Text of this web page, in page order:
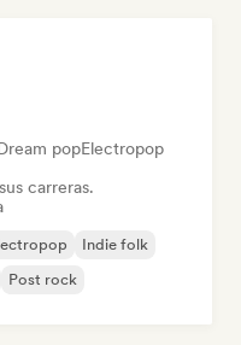
popElectropop
carreras.
Indie folk
Post rock